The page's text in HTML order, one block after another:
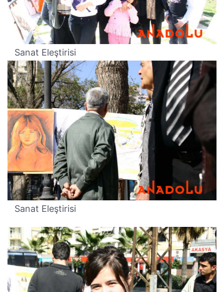
Sanat Eleştirisi
Sanat Eleştirisi